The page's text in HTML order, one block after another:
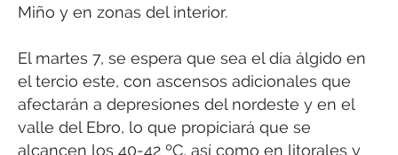
Miño y en zonas del interior.
El martes 7, se espera que sea el día álgido en
el tercio este, con ascensos adicionales que
afectarán a depresiones del nordeste y en el
valle del Ebro, lo que propiciará que se
alcancen los 40-42 ºC, así como en litorales y